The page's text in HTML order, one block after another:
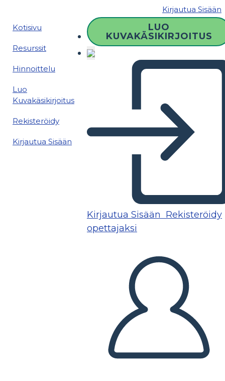
Kirjautua Sisään
Kotisivu
Resurssit
Hinnoittelu
Luo
Kuvakäsikirjoitus
Rekisteröidy
Kirjautua Sisään
LUO
KUVAKÄSIKIRJOITUS
Kirjautua Sisään Rekisteröidy
opettajaksi